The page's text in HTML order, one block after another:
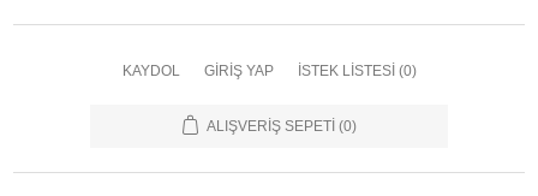
KAYDOL GIRIŞ YAP İSTEK LISTESI (0)
ALIŞVERIŞ SEPETI (0)